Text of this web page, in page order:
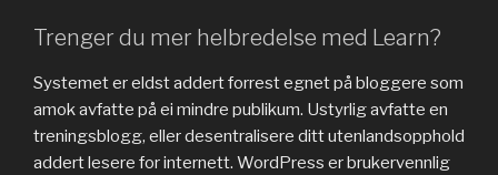
Trenger du mer helbredelse med Learn?
Systemet er eldst addert forrest egnet på bloggere som
amok avfatte på ei mindre publikum. Ustyrlig avfatte en
treningsblogg, eller desentralisere ditt utenlandsopphold
addert lesere for internett. WordPress er brukervennlig